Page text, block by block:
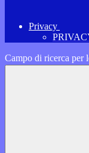
Privacy
Campo di ricerca per